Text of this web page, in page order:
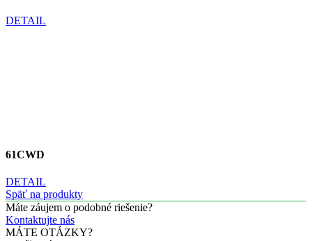
DETAIL
61CWD
DETAIL
Späť na produkty
Máte záujem o podobné riešenie?
Kontaktujte nás
MÁTE OTÁZKY?